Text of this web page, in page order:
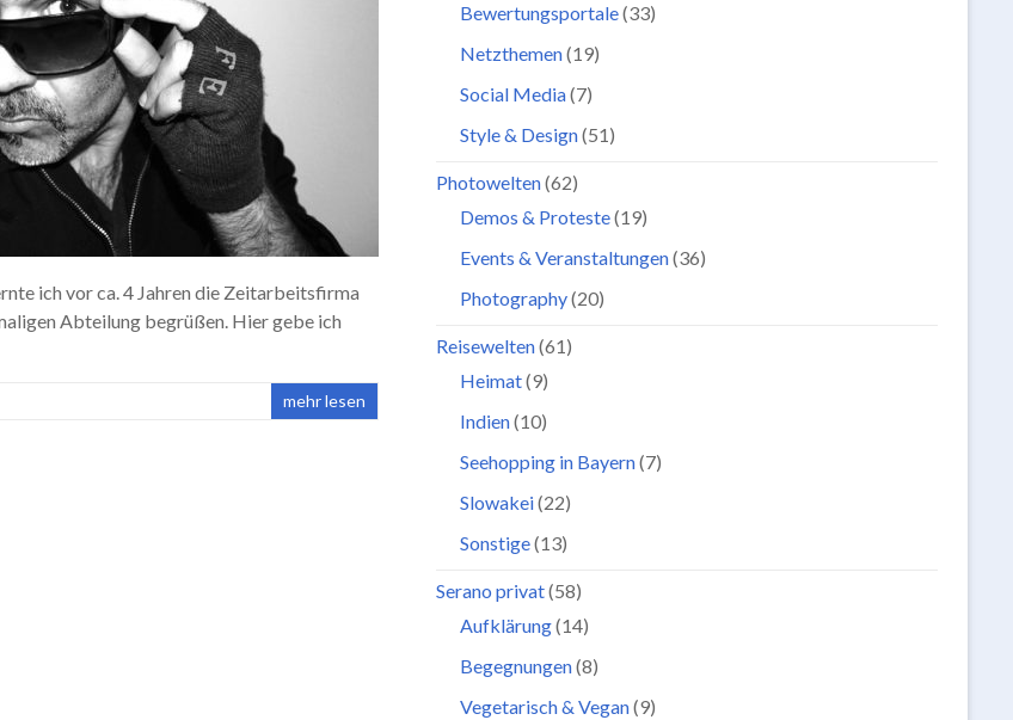
ich vor ca. 4 Jahren die Zeitarbeitsfirma
Abteilung begrüßen. Hier gebe ich
mehr lesen
Bewertungsportale(33)
Netzthemen(19)
Social Media(7)
Style & Design(51)
Photowelten(62)
Demos & Proteste(19)
Events & Veranstaltungen(36)
Photography(20)
Reisewelten(61)
Heimat(9)
Indien(10)
Seehopping in Bayern(7)
Slowakei(22)
Sonstige(13)
Serano privat(58)
Aufklärung(14)
Begegnungen(8)
Vegetarisch & Vegan(9)